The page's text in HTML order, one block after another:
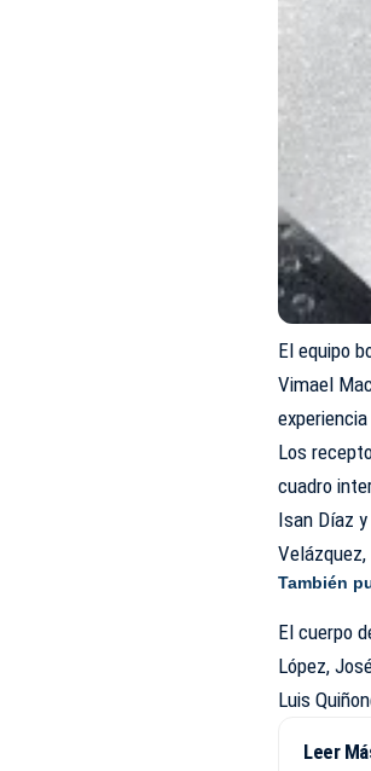
El equipo
Vimael
Los
cuadro
Isan Díaz
Velázquez,
También
El cuerpo
López,
Luis
Leer